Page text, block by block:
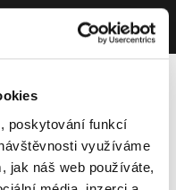
poskytování funkcí
využíváme
jak náš web používáte,